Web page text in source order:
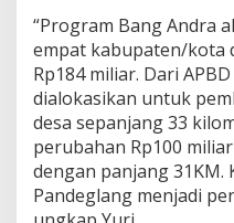
“Program Bang Andra
empat kabupaten/kota
Rp184 miliar. Dari
dialokasikan untuk
desa sepanjang 33
perubahan Rp100
dengan panjang 31KM.
Pandeglang menjadi